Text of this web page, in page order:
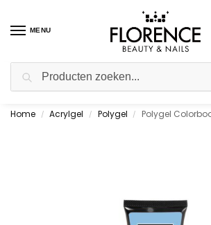
MENU
Boven de €50,- (NL) & €75,- (BE
Home / Acrylgel / Polygel / Polygel